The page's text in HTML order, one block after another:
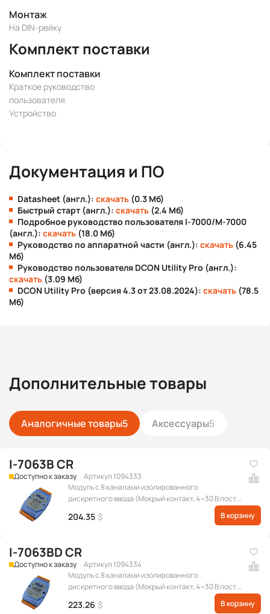
Монтаж
На DIN-рейку
Комплект поставки
Комплект поставки
Краткое руководство
пользователя
Устройство
Документация и ПО
Datasheet (англ.): скачать (0.3 Мб)
Быстрый старт (англ.): скачать (2.4 Мб)
Подробное руководство пользователя I-7000/M-7000
(англ.): скачать (18.0 Мб)
Руководство по аппаратной части (англ.): скачать (6.45
Мб)
Руководство пользователя DCON Utility Pro (англ.):
скачать (3.09 Мб)
DCON Utility Pro (версия 4.3 от 23.08.2024): скачать (78.5
Мб)
Дополнительные товары
Аналогичные товары5 Аксессуары5
I-7063B CR
Доступно к заказу
Артикул 1094333
Модуль с 8 каналами изолированного
дискретного ввода (Мокрый контакт, 4~30 В пост.)
и 3 каналами твердотельного релейного вывода
постоянного тока, протокол DCON
204.35 $ В корзину
I-7063BD CR
Доступно к заказу
Артикул 1094334
Модуль с 8 каналами изолированного
дискретного ввода (Мокрый контакт, 4~30 В пост.)
и 3 каналами твердотельного релейного вывода
постоянного тока, с индикацией, протокол DCON
223.26 $ В корзину